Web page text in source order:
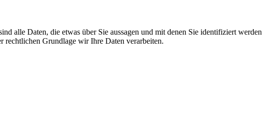
alle Daten, die etwas über Sie aussagen und mit denen Sie identifiziert werden
rechtlichen Grundlage wir Ihre Daten verarbeiten.